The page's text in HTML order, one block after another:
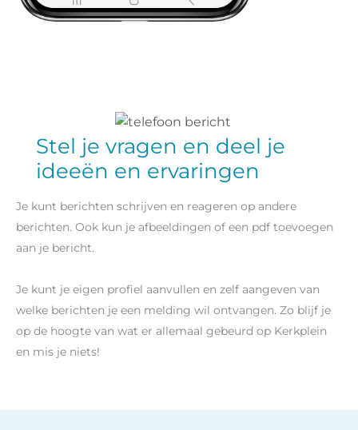
Stel je vragen en deel je
ideeën en ervaringen
Je kunt berichten schrijven en reageren op andere
berichten. Ook kun je afbeeldingen of een pdf toevoegen
aan je bericht.
Je kunt je eigen profiel aanvullen en zelf aangeven van
welke berichten je een melding wil ontvangen. Zo blijf je
op de hoogte van wat er allemaal gebeurd op Kerkplein
en mis je niets!